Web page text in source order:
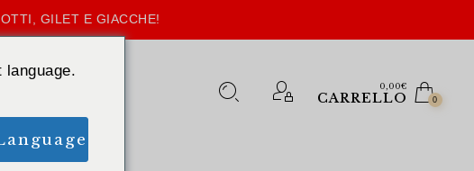
GILET E GIACCHE!
0,00€
CARRELLO 0